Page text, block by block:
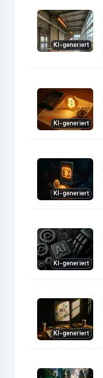
KI-generiert
KI-generiert
KI-generiert
KI-generiert
KI-generiert